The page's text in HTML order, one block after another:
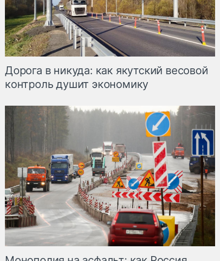
Дорога в никуда: как якутский весовой
контроль душит экономику